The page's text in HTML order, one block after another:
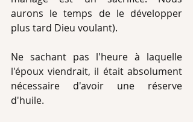
aurons le temps de le développer
plus tard Dieu voulant).
Ne sachant pas l'heure à laquelle
l'époux viendrait, il était absolument
nécessaire d'avoir une réserve
d'huile.